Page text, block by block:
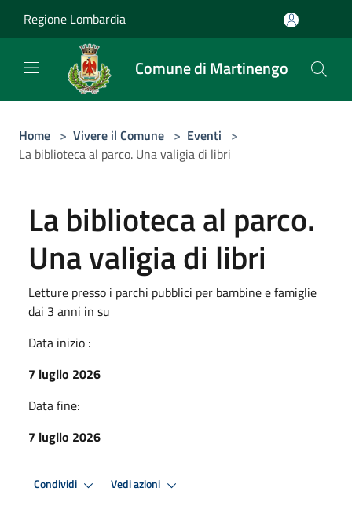
Regione Lombardia
Comune di Martinengo
Home > Vivere il Comune > Eventi >
La biblioteca al parco. Una valigia di libri
La biblioteca al parco.
Una valigia di libri
Letture presso i parchi pubblici per bambine e famiglie
dai 3 anni in su
Data inizio :
7 luglio 2026
Data fine:
7 luglio 2026
Condividi Vedi azioni